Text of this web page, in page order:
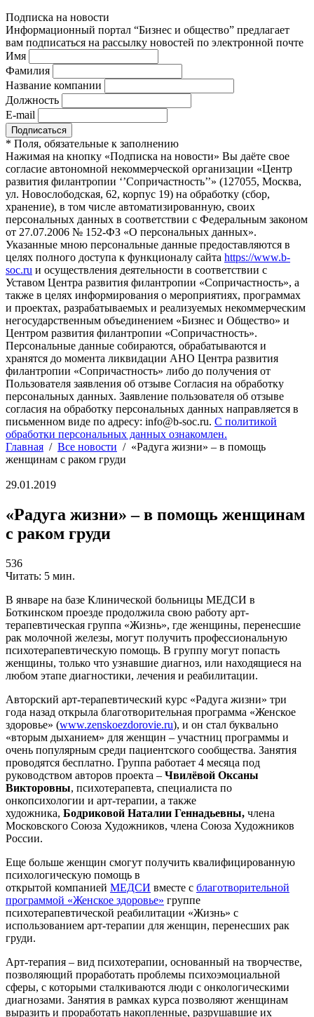
Подписка на новости
Информационный портал “Бизнес и общество” предлагает
вам подписаться на рассылку новостей по электронной почте
Имя
Фамилия
Название компании
Должность
E-mail
* Поля, обязательные к заполнению
Нажимая на кнопку «Подписка на новости» Вы даёте свое
согласие автономной некоммерческой организации «Центр
развития филантропии ‘’Сопричастность’’» (127055, Москва,
ул. Новослободская, 62, корпус 19) на обработку (сбор,
хранение), в том числе автоматизированную, своих
персональных данных в соответствии с Федеральным законом
от 27.07.2006 № 152-ФЗ «О персональных данных».
Указанные мною персональные данные предоставляются в
целях полного доступа к функционалу сайта https://www.b-
soc.ru и осуществления деятельности в соответствии с
Уставом Центра развития филантропии «Сопричастность», а
также в целях информирования о мероприятиях, программах
и проектах, разрабатываемых и реализуемых некоммерческим
негосударственным объединением «Бизнес и Общество» и
Центром развития филантропии «Сопричастность».
Персональные данные собираются, обрабатываются и
хранятся до момента ликвидации АНО Центра развития
филантропии «Сопричастность» либо до получения от
Пользователя заявления об отзыве Согласия на обработку
персональных данных. Заявление пользователя об отзыве
согласия на обработку персональных данных направляется в
письменном виде по адресу: info@b-soc.ru. С политикой
обработки персональных данных ознакомлен.
Главная / Все новости / «Радуга жизни» – в помощь
женщинам с раком груди
29.01.2019
«Радуга жизни» – в помощь женщинам
с раком груди
536
Читать: 5 мин.
В январе на базе Клинической больницы МЕДСИ в
Боткинском проезде продолжила свою работу арт-
терапевтическая группа «Жизнь», где женщины, перенесшие
рак молочной железы, могут получить профессиональную
психотерапевтическую помощь. В группу могут попасть
женщины, только что узнавшие диагноз, или находящиеся на
любом этапе диагностики, лечения и реабилитации.
Авторский арт-терапевтический курс «Радуга жизни» три
года назад открыла благотворительная программа «Женское
здоровье» (www.zenskoezdorovie.ru), и он стал буквально
«вторым дыханием» для женщин – участниц программы и
очень популярным среди пациентского сообщества. Занятия
проводятся бесплатно. Группа работает 4 месяца под
руководством авторов проекта – Чвилёвой Оксаны
Викторовны, психотерапевта, специалиста по
онкопсихологии и арт-терапии, а также
художника, Бодриковой Наталии Геннадьевны, члена
Московского Союза Художников, члена Союза Художников
России.
Еще больше женщин смогут получить квалифицированную
психологическую помощь в
открытой компанией МЕДСИ вместе с благотворительной
программой «Женское здоровье» группе
психотерапевтической реабилитации «Жизнь» с
использованием арт-терапии для женщин, перенесших рак
груди.
Арт-терапия – вид психотерапии, основанный на творчестве,
позволяющий проработать проблемы психоэмоциальной
сферы, с которыми сталкиваются люди с онкологическими
диагнозами. Занятия в рамках курса позволяют женщинам
выразить и проработать накопленные, разрушавшие их